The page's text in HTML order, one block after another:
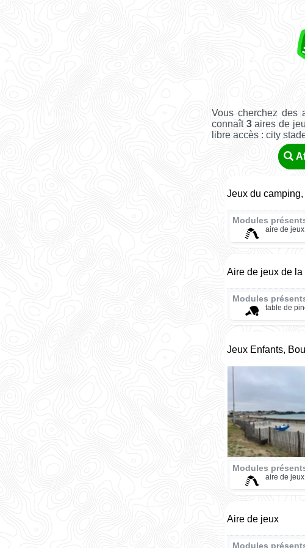
Vous cherchez des
connaît 3aires de
libre accès : city
Jeux du
Modules
aire de jeux
Aire de jeux de
Modules
table de
Jeux Enfants,
Modules
aire de jeux
Aire de jeux
Modules